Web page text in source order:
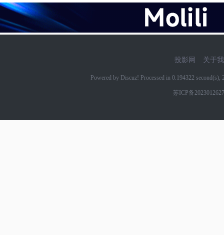
投影网 关于
Powered by Discuz! Processed in 0.194322
苏ICP备